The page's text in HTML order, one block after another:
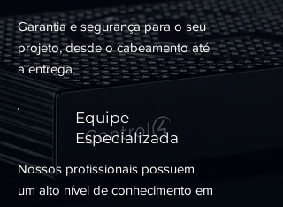
Garantia e segurança para o seu
projeto, desde o cabeamento até
a entrega.
Equipe
Especializada
Nossos profissionais possuem
um alto nível de conhecimento em